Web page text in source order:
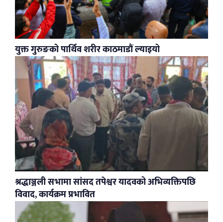
युक्त गुरुङको पार्थिव शरीर काठमाडौं ल्याइयो
श्रद्धाञ्जली सभामा सांसद तपेश्वर यादवको अभिव्यक्तिपछि
विवाद, कार्यक्रम प्रभावित